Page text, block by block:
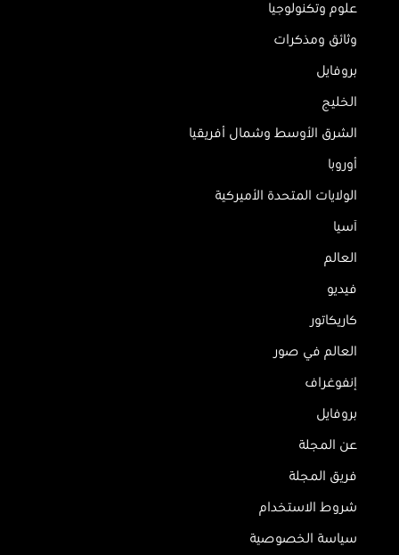
علوم وتكنولوجيا
وثائق ومذكرات
بروفايل
الخليج
الشرق الأوسط وشمال أفريقيا
أوروبا
الولايات المتحدة الأميركية
آسيا
العالم
فيديو
كاريكاتور
العالم في صور
إنفوغراف
بروفايل
عن المجلة
فريق المجلة
شروط الاستخدام
سياسة الخصوصية